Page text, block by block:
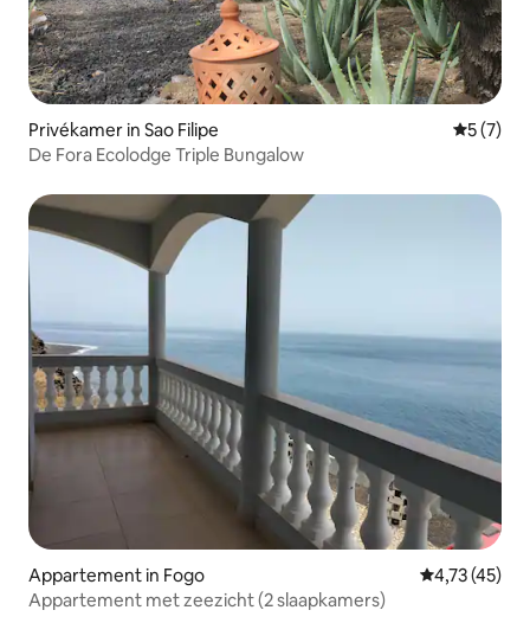
Privékamer in Sao Filipe
5 (7)
De Fora Ecolodge Triple Bungalow
Appartement in Fogo Gemiddelde
4,73 (45)
Appartement met zeezicht (2 slaapkamers)